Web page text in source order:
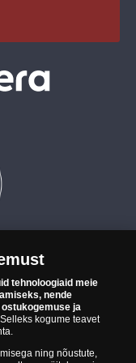
rahapajade
OÜ Eesti Mündiäri
grupil "Samlerhuset
grupile kuulub
alates 1686.
tehnoloogiaid meie
nende
ja
Selleks kogume teavet
ning nõustute,